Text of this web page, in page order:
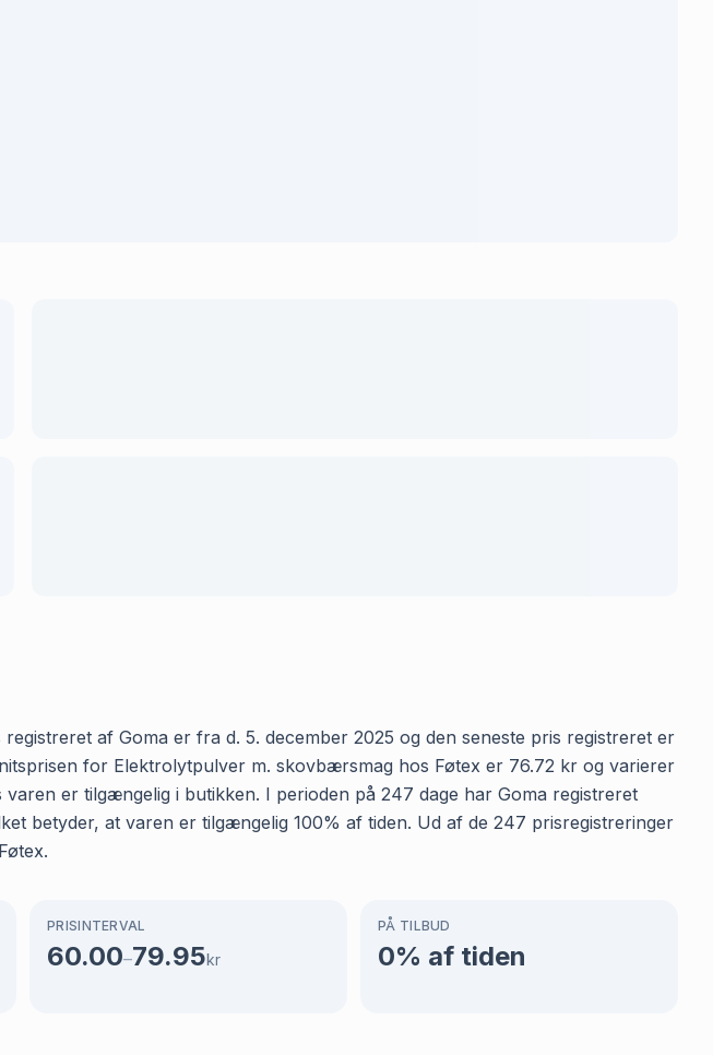
af Goma er fra d. 5. december 2025 og den seneste pris registreret er
for Elektrolytpulver m. skovbærsmag hos Føtex er 76.72 kr og varierer
er tilgængelig i butikken. I perioden på 247 dage har Goma registreret
betyder, at varen er tilgængelig 100% af tiden. Ud af de 247 prisregistreringer
PRISINTERVAL
60.00–79.95kr
PÅ TILBUD
0% af tiden